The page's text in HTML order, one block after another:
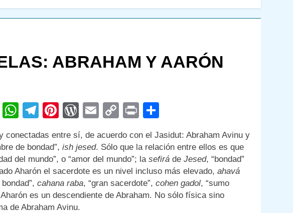
ABRAHAM Y AARÓN
LinkedIn
WhatsApp
Telegram
Pinterest
WordPress
EmailCopyPrint
conectadas entre sí, de acuerdo con el Jasidut: Abraham Avinu y
de bondad”, ish jesed. Sólo que la relación entre ellos es que
del mundo”, o “amor del mundo”; la sefiráde Jesed, “bondad”
Aharón el sacerdote es un nivel incluso más elevado, ahavá
cahana raba, “gran sacerdote”, cohen gadol, “sumo
es un descendiente de Abraham. No sólo física sino
de Abraham Avinu.